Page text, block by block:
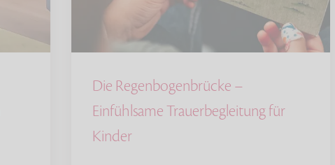
Die Regenbogenbrücke –
Einfühlsame Trauerbegleitung für
Kinder